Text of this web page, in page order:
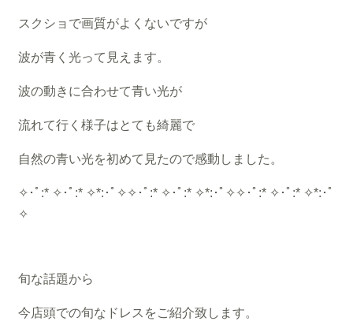
スクショで画質がよくないですが
波が青く光って見えます。
波の動きに合わせて青い光が
流れて行く様子はとても綺麗で
自然の青い光を初めて見たので感動しました。
✧･ﾟ:* ✧･ﾟ:* ✧*:･ﾟ✧✧･ﾟ:* ✧･ﾟ:* ✧*:･ﾟ✧✧･ﾟ:* ✧･ﾟ:* ✧*:･ﾟ
✧
旬な話題から
今店頭での旬なドレスをご紹介致します。